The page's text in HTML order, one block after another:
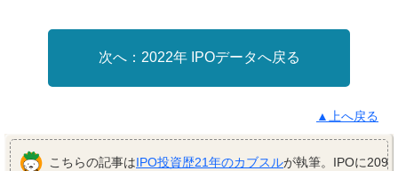
2022年 IPOデータへ戻る
▲上へ戻る
こちらの記事はIPO投資歴21年のカブスルが執筆。IPOに209